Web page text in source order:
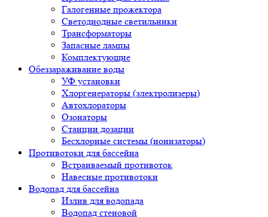
Галогенные прожектора
Светодиодные светильники
Трансформаторы
Запасные лампы
Комплектующие
Обеззараживание воды
УФ установки
Хлоргенераторы (электролизеры)
Автохлораторы
Озонаторы
Станции дозации
Бесхлорные системы (ионизаторы)
Противотоки для бассейна
Встраиваемый противоток
Навесные противотоки
Водопад для бассейна
Излив для водопада
Водопад стеновой